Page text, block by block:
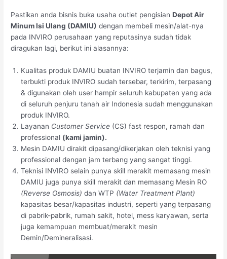
Pastikan anda bisnis buka usaha outlet pengisianDepot Air
Minum Isi Ulang (DAMIU) dengan membeli mesin/alat-nya
pada INVIRO perusahaan yang reputasinya sudah tidak
diragukan lagi, berikut ini alasannya:
Kualitas produk DAMIU buatan INVIRO terjamin dan bagus,
terbukti produk INVIRO sudah tersebar, terkirim, terpasang
& digunakan oleh user hampir seluruh kabupaten yang ada
di seluruh penjuru tanah air Indonesia sudah menggunakan
produk INVIRO.
Layanan Customer Service (CS) fast respon, ramah dan
professional (kami jamin).
Mesin DAMIU dirakit dipasang/dikerjakan oleh teknisi yang
professional dengan jam terbang yang sangat tinggi.
Teknisi INVIRO selain punya skill merakit memasang mesin
DAMIU juga punya skill merakit dan memasang Mesin RO
(Reverse Osmosis) dan WTP (Water Treatment Plant)
kapasitas besar/kapasitas industri, seperti yang terpasang
di pabrik-pabrik, rumah sakit, hotel, mess karyawan, serta
juga kemampuan membuat/merakit mesin
Demin/Demineralisasi.